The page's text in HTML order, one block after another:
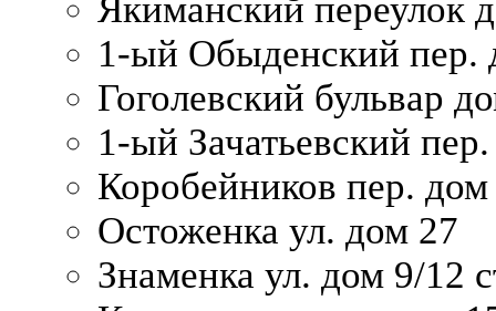
Якиманский переулок
1-ый Обыденский пер.
Гоголевский бульвар
1-ый Зачатьевский
Коробейников пер.
Остоженка ул. дом 27
Знаменка ул. дом 9/12